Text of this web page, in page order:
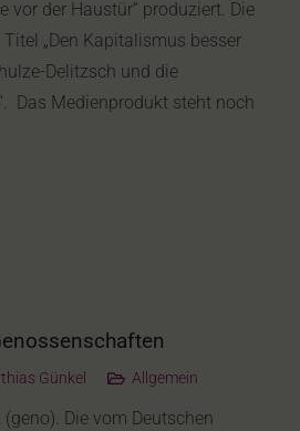
vor der Haustür“ produziert. Die
„Den Kapitalismus besser
Delitzsch und die
Das Medienprodukt steht noch
Günkel Allgemein
Die vom Deutschen